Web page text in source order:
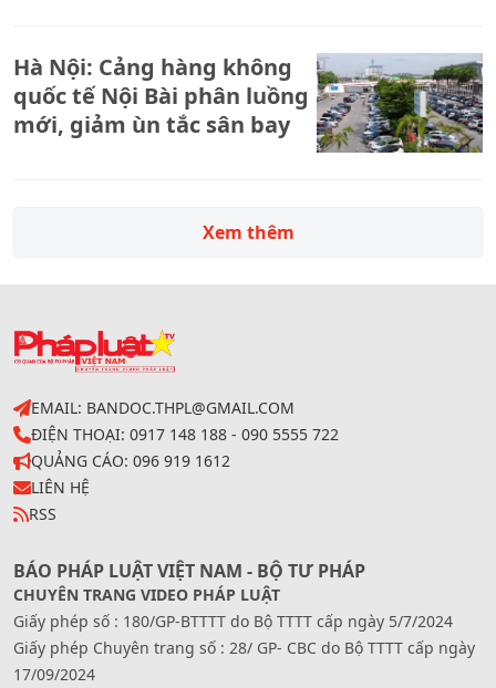
Hà Nội: Cảng hàng không
quốc tế Nội Bài phân luồng
mới, giảm ùn tắc sân bay
Xem thêm
EMAIL: BANDOC.THPL@GMAIL.COM
ĐIỆN THOẠI: 0917 148 188 - 090 5555 722
QUẢNG CÁO: 096 919 1612
LIÊN HỆ
RSS
BÁO PHÁP LUẬT VIỆT NAM - BỘ TƯ PHÁP
CHUYÊN TRANG VIDEO PHÁP LUẬT
Giấy phép số : 180/GP-BTTTT do Bộ TTTT cấp ngày 5/7/2024
Giấy phép Chuyên trang số : 28/ GP- CBC do Bộ TTTT cấp ngày
17/09/2024